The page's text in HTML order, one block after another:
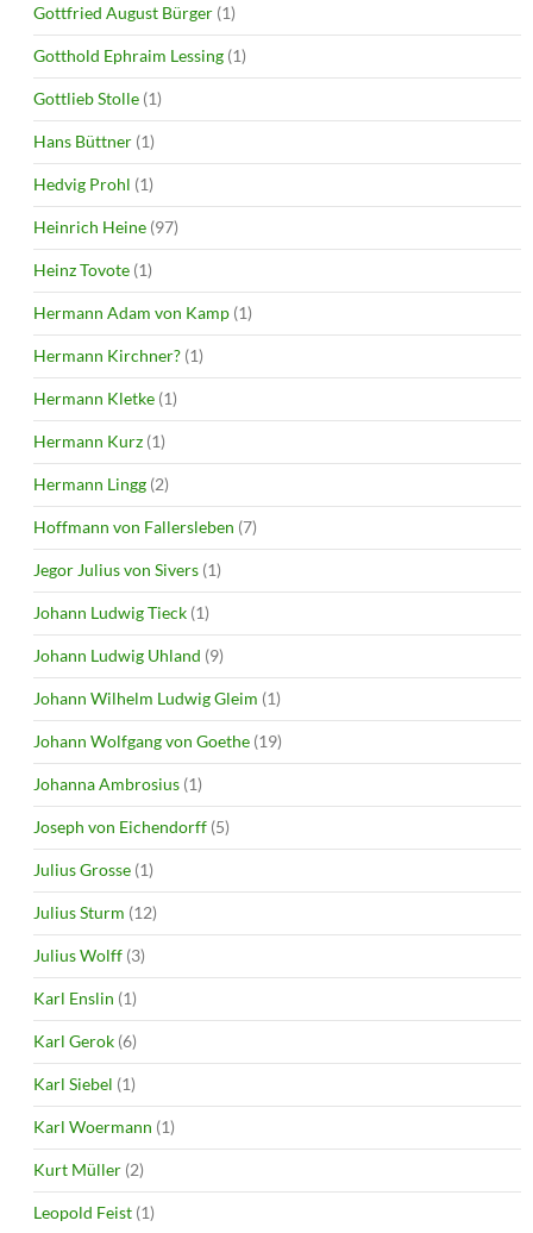
Gottfried August Bürger (1)
Gotthold Ephraim Lessing (1)
Gottlieb Stolle (1)
Hans Büttner (1)
Hedvig Prohl (1)
Heinrich Heine (97)
Heinz Tovote (1)
Hermann Adam von Kamp (1)
Hermann Kirchner? (1)
Hermann Kletke (1)
Hermann Kurz (1)
Hermann Lingg (2)
Hoffmann von Fallersleben (7)
Jegor Julius von Sivers (1)
Johann Ludwig Tieck (1)
Johann Ludwig Uhland (9)
Johann Wilhelm Ludwig Gleim (1)
Johann Wolfgang von Goethe (19)
Johanna Ambrosius (1)
Joseph von Eichendorff (5)
Julius Grosse (1)
Julius Sturm (12)
Julius Wolff (3)
Karl Enslin (1)
Karl Gerok (6)
Karl Siebel (1)
Karl Woermann (1)
Kurt Müller (2)
Leopold Feist (1)